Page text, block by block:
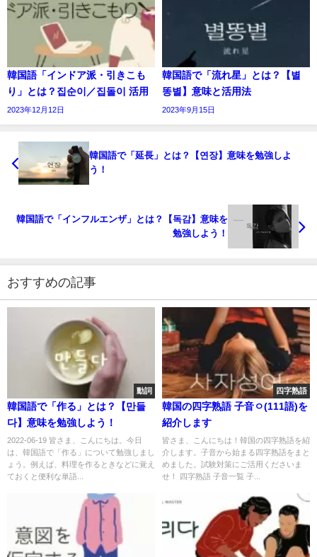
韓国語「インドア派・引きこも
り」とは？집순이／집돌이 活用
2023年12月12日
韓国語で「流れ星」とは？【별
똥별】意味と活用法
2023年9月15日
韓国語で「延長」とは？【연장】意味を勉強しよ
う！
韓国語で「インフルエンザ」とは？【독감】意味を
勉強しよう！
おすすめの記事
動詞
韓国語で「作る」とは？【만들
다】意味を勉強しよう！
2022-06-19 皆さま、こんにちは。今日
は、韓国語で「作る」について勉強しまし
ょう。例えば、料理を作るときなどに覚え
ておくと便利な単語...
四字熟語
韓国の四字熟語 子音ㅇ(111語)を
紹介します
皆さま、こんにちは！韓国の四字熟語を紹
介します。子音から始まる四字熟語をまと
めました。試験対策にご活用くださいま
せ！ 四字熟語 子音一覧 子...